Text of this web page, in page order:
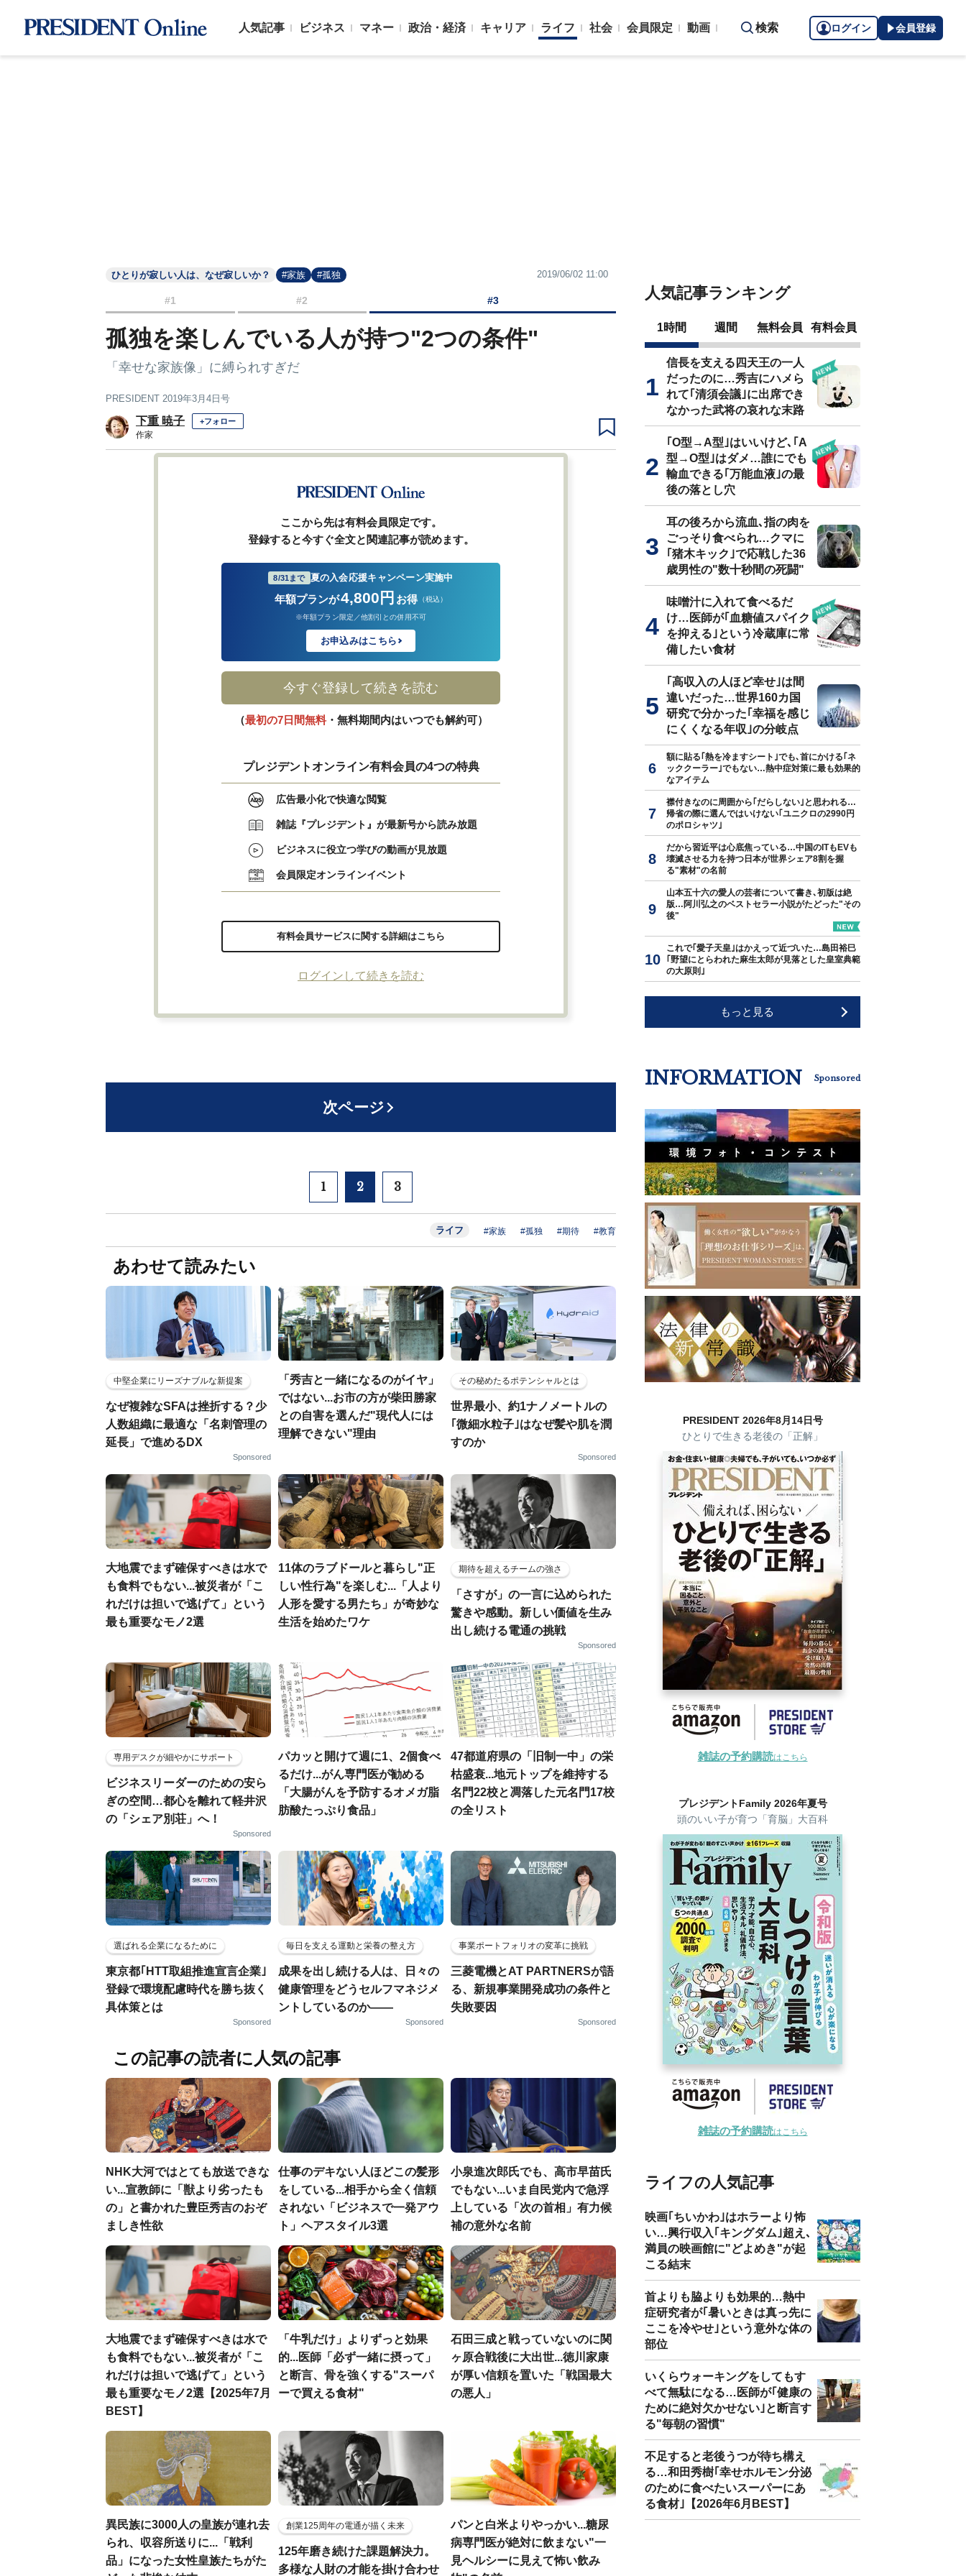
人気記事 ビジネス マネー 政治・経済 キャリア ライフ 社会 会員限定 動画 検索 ログイン 会員登録
ひとりが寂しい人は、なぜ寂しいか？ #家族 #孤独 2019/06/02 11:00
#1 #2 #3
孤独を楽しんでいる人が持つ"2つの条件"
「幸せな家族像」に縛られすぎだ
PRESIDENT 2019年3月4日号
下重 暁子 +フォロー
作家
ここから先は有料会員限定です。
登録すると今すぐ全文と関連記事が読めます。
8/31まで 夏の入会応援キャンペーン実施中
年額プランが4,800円 お得 （税込）
※年額プラン限定／他割引との併用不可
お申込みはこちら
今すぐ登録して続きを読む
（最初の7日間無料・無料期間内はいつでも解約可）
プレジデントオンライン有料会員の4つの特典
広告最小化で快適な閲覧
雑誌『プレジデント』が最新号から読み放題
ビジネスに役立つ学びの動画が見放題
会員限定オンラインイベント
有料会員サービスに関する詳細はこちら
ログインして続きを読む
次ページ
1 2 3
ライフ #家族 #孤独 #期待 #教育
あわせて読みたい
中堅企業にリーズナブルな新提案
なぜ複雑なSFAは挫折する？少
人数組織に最適な「名刺管理の
延長」で進めるDX
Sponsored
「秀吉と一緒になるのがイヤ」
ではない...お市の方が柴田勝家
との自害を選んだ"現代人には
理解できない"理由
その秘めたるポテンシャルとは
世界最小、約1ナノメートルの
｢微細水粒子｣はなぜ髪や肌を潤
すのか
Sponsored
大地震でまず確保すべきは水で
も食料でもない...被災者が「こ
れだけは担いで逃げて」という
最も重要なモノ2選
11体のラブドールと暮らし"正
しい性行為"を楽しむ...「人より
人形を愛する男たち」が奇妙な
生活を始めたワケ
期待を超えるチームの強さ
「さすが」の一言に込められた
驚きや感動。新しい価値を生み
出し続ける電通の挑戦
Sponsored
専用デスクが細やかにサポート
ビジネスリーダーのための安ら
ぎの空間…都心を離れて軽井沢
の「シェア別荘」へ！
Sponsored
パカッと開けて週に1、2個食べ
るだけ...がん専門医が勧める
「大腸がんを予防するオメガ脂
肪酸たっぷり食品」
47都道府県の「旧制一中」の栄
枯盛衰...地元トップを維持する
名門22校と凋落した元名門17校
の全リスト
選ばれる企業になるために
東京都｢HTT取組推進宣言企業｣
登録で環境配慮時代を勝ち抜く
具体策とは
Sponsored
毎日を支える運動と栄養の整え方
成果を出し続ける人は、日々の
健康管理をどうセルフマネジメ
ントしているのか——
Sponsored
事業ポートフォリオの変革に挑戦
三菱電機とAT PARTNERSが語
る、新規事業開発成功の条件と
失敗要因
Sponsored
この記事の読者に人気の記事
NHK大河ではとても放送できな
い...宣教師に「獣より劣ったも
の」と書かれた豊臣秀吉のおぞ
ましき性欲
仕事のデキない人ほどこの髪形
をしている...相手から全く信頼
されない「ビジネスで一発アウ
ト」ヘアスタイル3選
小泉進次郎氏でも、高市早苗氏
でもない...いま自民党内で急浮
上している「次の首相」有力候
補の意外な名前
大地震でまず確保すべきは水で
も食料でもない...被災者が「こ
れだけは担いで逃げて」という
最も重要なモノ2選【2025年7月
BEST】
「牛乳だけ」よりずっと効果
的...医師「必ず一緒に摂って」
と断言、骨を強くする"スーパ
ーで買える食材"
石田三成と戦っていないのに関
ヶ原合戦後に大出世...徳川家康
が厚い信頼を置いた「戦国最大
の悪人」
異民族に3000人の皇族が連れ去
られ、収容所送りに...「戦利
品」になった女性皇族たちがた
創業125周年の電通が描く未来
125年磨き続けた課題解決力。
多様な人財の才能を掛け合わせ
パンと白米よりやっかい...糖尿
病専門医が絶対に飲まない"一
見ヘルシーに見えて怖い飲み
人気記事ランキング
1時間 週間 無料会員 有料会員
信長を支える四天王の一人
だったのに…秀吉にハメら
れて｢清須会議｣に出席でき
なかった武将の哀れな末路
｢O型→A型｣はいいけど､｢A
型→O型｣はダメ…誰にでも
輸血できる｢万能血液｣の最
後の落とし穴
耳の後ろから流血､指の肉を
ごっそり食べられ…クマに
｢猪木キック｣で応戦した36
歳男性の"数十秒間の死闘"
味噌汁に入れて食べるだ
け…医師が｢血糖値スパイク
を抑える｣という冷蔵庫に常
備したい食材
｢高収入の人ほど幸せ｣は間
違いだった…世界160カ国
研究で分かった｢幸福を感じ
にくくなる年収｣の分岐点
額に貼る｢熱を冷ますシート｣でも､首にかける｢ネ
ッククーラー｣でもない…熱中症対策に最も効果的
なアイテム
襟付きなのに周囲から｢だらしない｣と思われる…
帰省の際に選んではいけない｢ユニクロの2990円
のポロシャツ｣
だから習近平は心底焦っている…中国のITもEVも
壊滅させる力を持つ日本が世界シェア8割を握
る"素材"の名前
山本五十六の愛人の芸者について書き､初版は絶
版…阿川弘之のベストセラー小説がたどった"その
後"
これで｢愛子天皇｣はかえって近づいた…島田裕巳
｢野望にとらわれた麻生太郎が見落とした皇室典範
の大原則｣
もっと見る
INFORMATION Sponsored
PRESIDENT 2026年8月14日号
ひとりで生きる老後の「正解」
雑誌の予約購読はこちら
プレジデントFamily 2026年夏号
頭のいい子が育つ「育脳」大百科
雑誌の予約購読はこちら
ライフの人気記事
映画｢ちいかわ｣はホラーより怖
い…興行収入｢キングダム｣超え､
満員の映画館に"どよめき"が起
こる結末
首よりも脇よりも効果的…熱中
症研究者が｢暑いときは真っ先に
ここを冷やせ｣という意外な体の
部位
いくらウォーキングをしてもす
べて無駄になる…医師が｢健康の
ために絶対欠かせない｣と断言す
る"毎朝の習慣"
不足すると老後うつが待ち構え
る…和田秀樹｢幸せホルモン分泌
のために食べたいスーパーにあ
る食材｣【2026年6月BEST】